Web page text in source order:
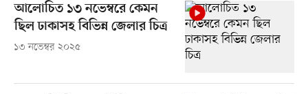
আলোচিত ১৩ নভেম্বরে কেমন
ছিল ঢাকাসহ বিভিন্ন জেলার চিত্র
১৩ নভেম্বর ২০২৫